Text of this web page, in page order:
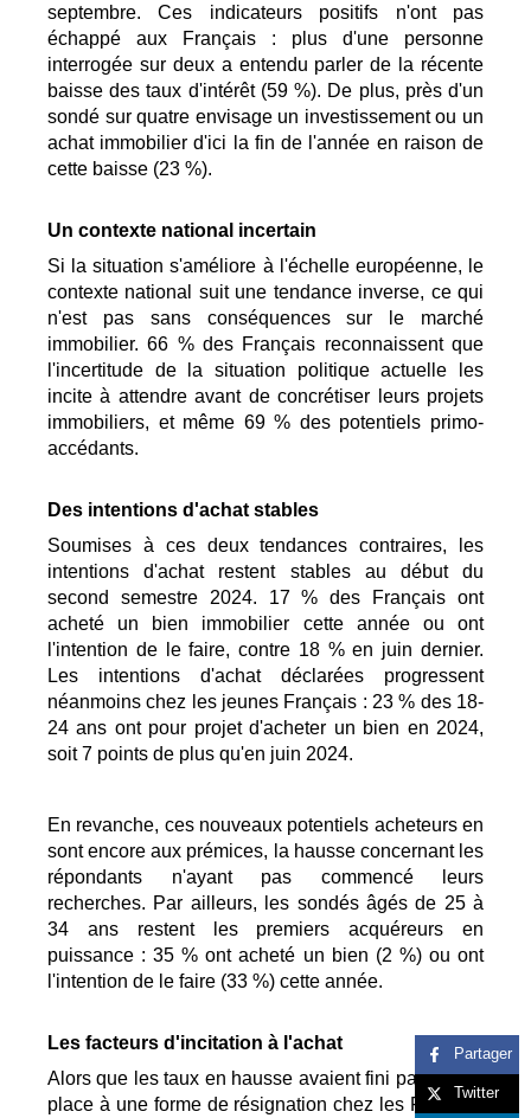
septembre. Ces indicateurs positifs n'ont pas
échappé aux Français : plus d'une personne
interrogée sur deux a entendu parler de la récente
baisse des taux d'intérêt (59 %). De plus, près d'un
sondé sur quatre envisage un investissement ou un
achat immobilier d'ici la fin de l'année en raison de
cette baisse (23 %).
Un contexte national incertain
Si la situation s'améliore à l'échelle européenne, le
contexte national suit une tendance inverse, ce qui
n'est pas sans conséquences sur le marché
immobilier. 66 % des Français reconnaissent que
l'incertitude de la situation politique actuelle les
incite à attendre avant de concrétiser leurs projets
immobiliers, et même 69 % des potentiels primo-
accédants.
Des intentions d'achat stables
Soumises à ces deux tendances contraires, les
intentions d'achat restent stables au début du
second semestre 2024. 17 % des Français ont
acheté un bien immobilier cette année ou ont
l'intention de le faire, contre 18 % en juin dernier.
Les intentions d'achat déclarées progressent
néanmoins chez les jeunes Français : 23 % des 18-
24 ans ont pour projet d'acheter un bien en 2024,
soit 7 points de plus qu'en juin 2024.
En revanche, ces nouveaux potentiels acheteurs en
sont encore aux prémices, la hausse concernant les
répondants n'ayant pas commencé leurs
recherches. Par ailleurs, les sondés âgés de 25 à
34 ans restent les premiers acquéreurs en
puissance : 35 % ont acheté un bien (2 %) ou ont
l'intention de le faire (33 %) cette année.
Les facteurs d'incitation à l'achat
Alors que les taux en hausse avaient fini par laisser
place à une forme de résignation chez les Français
Partager
Twitter